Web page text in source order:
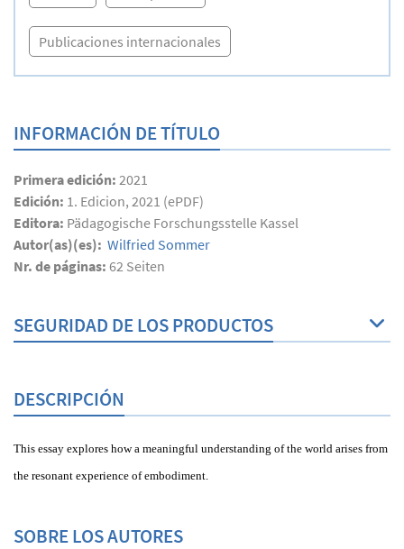
Publicaciones internacionales
INFORMACIÓN DE TÍTULO
Primera edición: 2021
Edición: 1. Edicion, 2021 (ePDF)
Editora: Pädagogische Forschungsstelle Kassel
Autor(as)(es): Wilfried Sommer
Nr. de páginas: 62 Seiten
SEGURIDAD DE LOS PRODUCTOS
DESCRIPCIÓN
This essay explores how a meaningful understanding of the world arises from
the resonant experience of embodiment.
SOBRE LOS AUTORES